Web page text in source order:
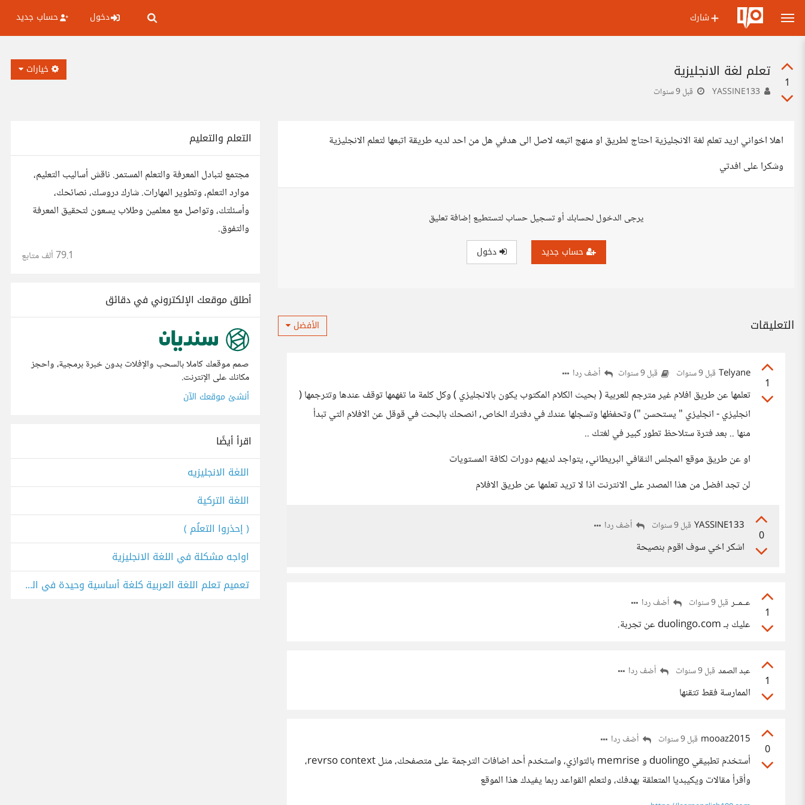
شارك دخول حساب جديد
1
تعلم لغة الانجليزية
قبل 9 سنوات
خيارات
اهلا اخواني اريد تعلم لغة الانجليزية احتاج لطريق او منهج اتبعه لاصل الى هدفي هل من احد لديه طريقة اتبعها لتعلم الانجليزية
وشكرا على افدتي
يرجى الدخول لحسابك أو تسجيل حساب لتستطيع إضافة تعليق
حساب جديد دخول
التعليقات الأفضل
1
Telyane قبل 9 سنوات قبل 9 سنوات أضف ردا
تعلمها عن طريق افلام غير مترجم للعربية ( بحيث الكلام المكتوب يكون بالانجليزي ) وكل كلمة ما تفهمها توقف عندها وتترجمها (
انجليزي - انجليزي " يستحسن ") وتحفظها وتسجلها عندك في دفترك الخاص, انصحك بالبحث في قوقل عن الافلام التي تبدأ
منها .. بعد فترة ستلاحظ تطور كبير في لغتك ..
او عن طريق موقع المجلس الثقافي البريطاني, يتواجد لديهم دورات لكافة المستويات
لن تجد افضل من هذا المصدر على الانترنت اذا لا تريد تعلمها عن طريق الافلام
0
YASSINE133 قبل 9 سنوات أضف ردا
اشكر اخي سوف اقوم بنصيحة
1
عــمــر قبل 9 سنوات أضف ردا
عليك بـ duolingo.com عن تجربة.
1
عبد الصمد قبل 9 سنوات أضف ردا
الممارسة فقط تتقنها
0
mooaz2015 قبل 9 سنوات أضف ردا
أستخدم تطبيقي duolingo و memrise بالتوازي، واستخدم أحد اضافات الترجمة على متصفحك، مثل revrso context،
وأقرأ مقالات ويكيبديا المتعلقة بهدفك، ولتعلم القواعد ربما يفيدك هذا الموقع
التعلم والتعليم
مجتمع لتبادل المعرفة والتعلم المستمر. ناقش أساليب التعليم،
موارد التعلم، وتطوير المهارات. شارك دروسك، نصائحك،
وأسئلتك، وتواصل مع معلمين وطلاب يسعون لتحقيق المعرفة
والتفوق.
79.1 ألف متابع
أطلق موقعك الإلكتروني في دقائق
صمم موقعك كاملا بالسحب والإفلات بدون خبرة برمجية، واحجز
مكانك على الإنترنت.
أنشئ موقعك الآن
اقرأ أيضًا
اللغة الانجليزيه
اللغة التركية
( إحذروا التعلُم )
اواجه مشكلة في اللغة الانجليزية
تعميم تعلم اللغة العربية كلغة أساسية وحيدة في المرحلة الأبتدائية